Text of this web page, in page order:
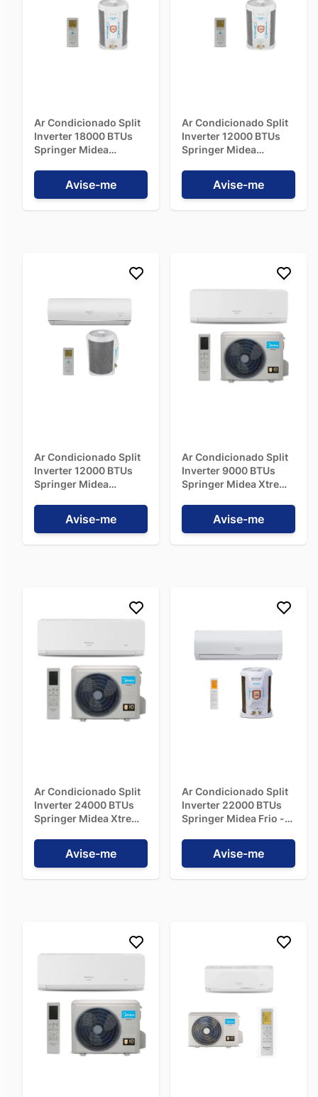
Ar Condicionado Split
Inverter 18000 BTUs
Springer Midea
42AFVCG18S5 - 220V
Avise-me
Ar Condicionado Split
Inverter 12000 BTUs
Springer Midea
42AFVCG12S5 - 220V
Avise-me
Ar Condicionado Split
Inverter 12000 BTUs
Springer Midea
42MAQT12S5 - 220V
Avise-me
Ar Condicionado Split
Inverter 9000 BTUs
Springer Midea Xtreme
42AGQA09M5- 220V
Avise-me
Ar Condicionado Split
Inverter 24000 BTUs
Springer Midea Xtreme
42AGCA24M5 - 220V
Avise-me
Ar Condicionado Split
Inverter 22000 BTUs
Springer Midea Frio -
Avise-me